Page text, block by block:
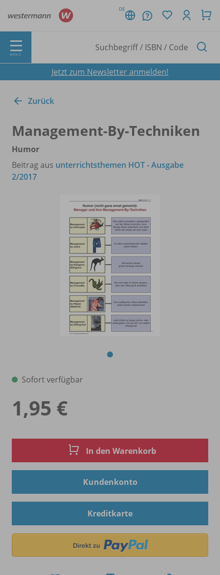
DE
MENÜ
Jetzt zum Newsletter anmelden!
Zurück
Management-By-Techniken
Humor
Beitrag aus unterrichtsthemen HOT - Ausgabe
2/2017
Sofort verfügbar
1,95 €
In den Warenkorb
Kundenkonto
Kreditkarte